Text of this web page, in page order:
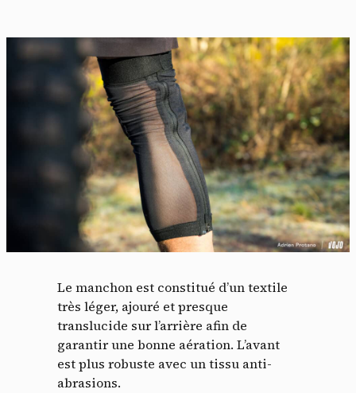
Le manchon est constitué d’un textile
très léger, ajouré et presque
translucide sur l’arrière afin de
garantir une bonne aération. L’avant
est plus robuste avec un tissu anti-
abrasions.